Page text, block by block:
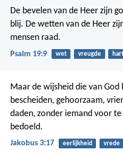
De bevelen van de Heer zijn
blij. De wetten van de Heer
mensen raad.
Psalm 19:9 wet vreugde
Maar de wijsheid die van God
bescheiden, gehoorzaam,
daden, zonder iemand voor
bedoeld.
Jakobus 3:17 eerlijkheid vrede